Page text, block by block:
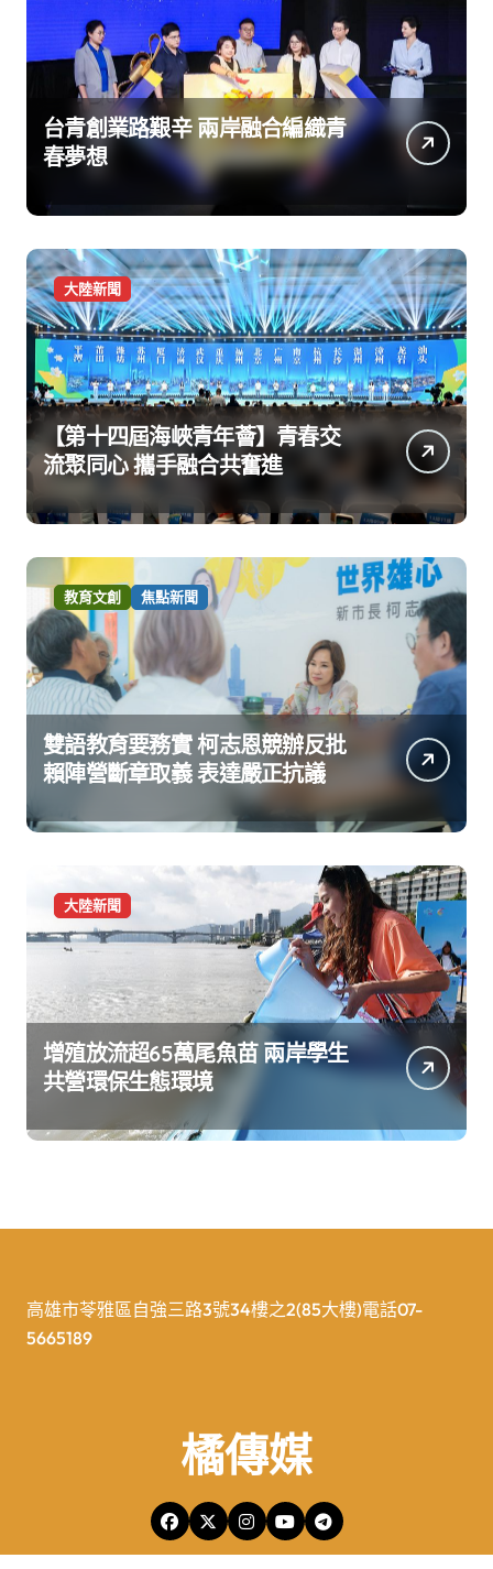
台青創業路艱辛 兩岸融合編織青
春夢想
大陸新聞
【第十四屆海峽青年薈】青春交
流聚同心 攜手融合共奮進
教育文創 焦點新聞
雙語教育要務實 柯志恩競辦反批
賴陣營斷章取義 表達嚴正抗議
大陸新聞
增殖放流超65萬尾魚苗 兩岸學生
共營環保生態環境
高雄市苓雅區自強三路3號34樓之2(85大樓)電話07-
5665189
橘傳媒